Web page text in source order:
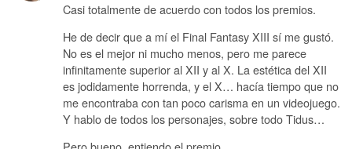
Casi totalmente de acuerdo con todos los premios.
He de decir que a mí el Final Fantasy XIII sí me gustó.
No es el mejor ni mucho menos, pero me parece
infinitamente superior al XII y al X. La estética del XII
es jodidamente horrenda, y el X… hacía tiempo que no
me encontraba con tan poco carisma en un videojuego.
Y hablo de todos los personajes, sobre todo Tidus…